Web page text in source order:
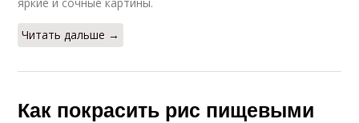
Читать дальше →
Как покрасить рис пищевыми